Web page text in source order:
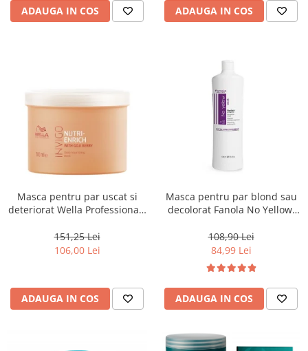
ADAUGA IN COS ADAUGA IN COS
Masca pentru par uscat si
deteriorat Wella Professionals
151,25 Lei
106,00 Lei
ADAUGA IN COS
Masca pentru par blond sau
decolorat Fanola No Yellow,
108,90 Lei
84,99 Lei
ADAUGA IN COS